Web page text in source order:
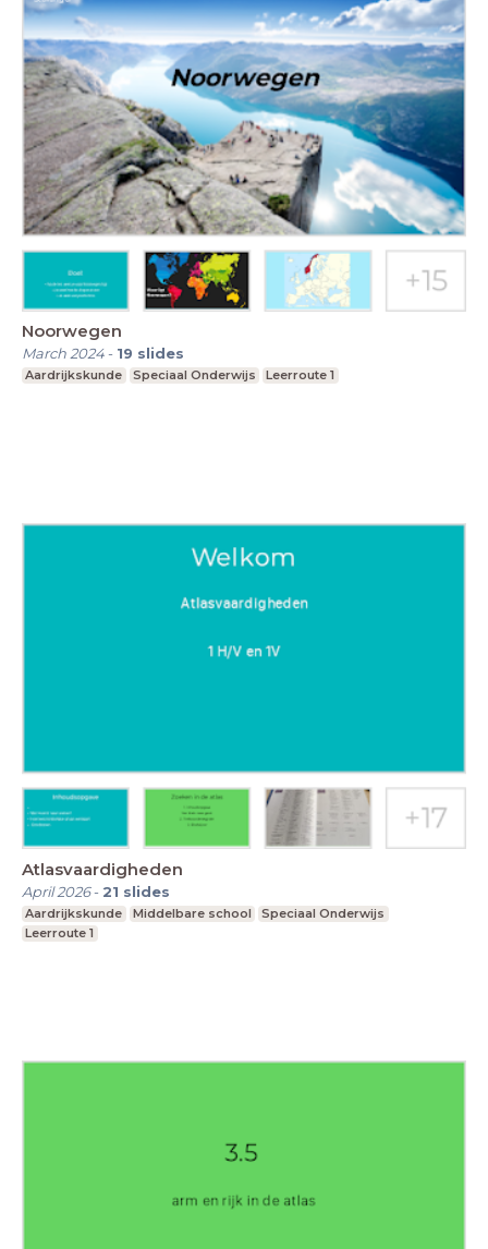
Noorwegen
March 2024- 19 slides
Aardrijkskunde Speciaal Onderwijs Leerroute 1
Atlasvaardigheden
April 2026- 21 slides
Aardrijkskunde Middelbare school
Speciaal Onderwijs
Leerroute 1